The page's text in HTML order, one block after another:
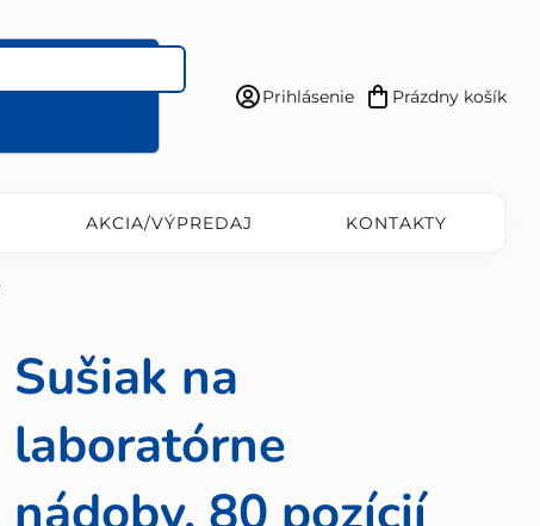
Prihlásenie
Nákupný
Prázdny košík
AKCIA/VÝPREDAJ KONTAKTY
Sušiak na
laboratórne